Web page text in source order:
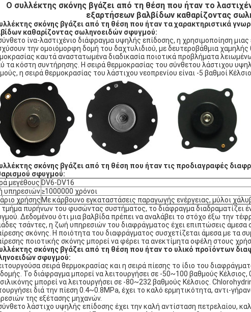
Ο συλλέκτης σκόνης βγάζει από τη θέση που ήταν το
εξαρτήσεων βαλβίδων καθαρίζοντας
σκόνης βγάζει από τη θέση που ήταν τα χαρακτηριστικά
καθαρίζοντας σωληνοειδών σφυγμού:
ίνα-λαστιχένιο διάφραγμα υψηλής επίδοσης, η χρησιμοποίηση
την ομοιόμορφη δομή του δαχτυλιδιού, με δευτεροβάθμια
καυτά αναστατωμένα διαδικασία ποιοτικά προβλήματα
τα κόστη συντήρησης. Η σειρά θερμοκρασίας του σύνθετου λάστιχου
η σειρά θερμοκρασίας του λάστιχου νεοπρενίου είναι -5 βαθμοί
σκόνης βγάζει από τη θέση που ήταν τις προδιαγραφές
σφυγμού:
μεγέθους DV6-DV16
υπηρεσιών≥1000000 χρόνοι
χρήσης Με κάρβουνο εγκαταστάσεις παραγωγής ενέργειας, μύλοι
τμήμα πυρήνων του φυσώντας συστήματος, το διάφραγμα διαδραματίζει
Δεδομένου ότι μια βαλβίδα πρέπει να αναλάβει το στόχο έξω την
τσάντες, η ζωή υπηρεσιών του διαφράγματος έχει επιπτώσεις άμεσα
σκόνης. Η ποιότητα του διαφράγματος συσχετίζεται άμεσα με τα
ποιοτικής σκόνης μπορεί να φέρει τα ανεκτίμητα οφέλη στους
σκόνης βγάζει από τη θέση που ήταν το υλικό προϊόντων
σφυγμού:
σειρά θερμοκρασίας και η σειρά πίεσης το ίδιο του
Το διάφραγμα μπορεί να λειτουργήσει σε -50~100 βαθμούς
μπορεί να λειτουργήσει σε -80~232 βαθμούς Κέλσιος.
διά την πίεση 0.4~0.8MPa, έχει το καλό ερμητικότητα, αντι-
της εξέτασης μηχανών.
λάστιχο υψηλής επίδοσης έχει την καλή αντίσταση πετρελαίου,